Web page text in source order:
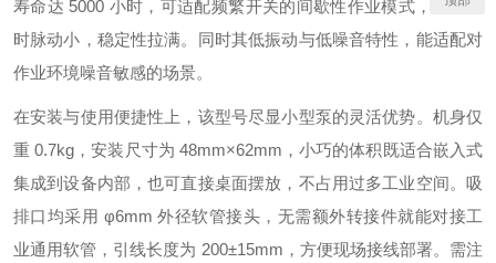
寿命达 5000 小时，可适配频繁开关的间歇性作业模式，且运行
时脉动小，稳定性拉满。同时其低振动与低噪音特性，能适配对
作业环境噪音敏感的场景。
在安装与使用便捷性上，该型号尽显小型泵的灵活优势。机身仅
重 0.7kg，安装尺寸为 48mm×62mm，小巧的体积既适合嵌入式
集成到设备内部，也可直接桌面摆放，不占用过多工业空间。吸
排口均采用 φ6mm 外径软管接头，无需额外转接件就能对接工
业通用软管，引线长度为 200±15mm，方便现场接线部署。需注